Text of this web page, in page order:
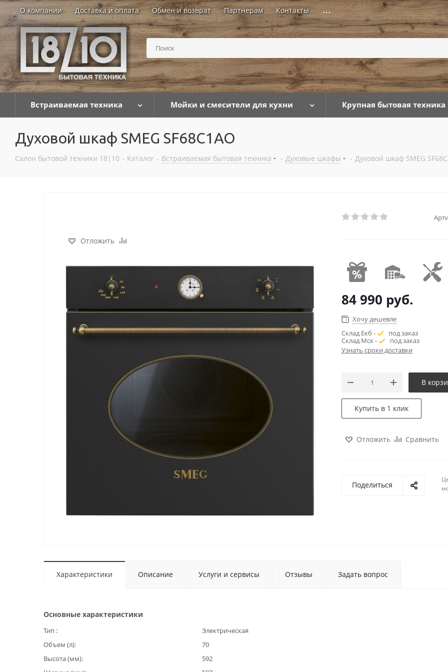
О компании Доставка и оплата Обмен и возврат Партнерам Контакты ...
Встраиваемая техника Мойки и смесители для кухни Крупная бытовая техника
Духовой шкаф SMEG SF68C1AO
Салон бытовой техники 18|10 - Каталог - Встраиваемая бытовая техника - Духовые шкафы - Духовой шкаф SMEG
Отложить
84 990 руб.
Хочу дешевле
Склад Екб -
под заказ
Склад Мск -
под заказ
Узнать сроки доставки
В
Купить в 1 клик
Отложить Сравнить
Поделиться
Характеристики Описание Услуги и сервисы Отзывы Задать вопрос
Основные характеристики
Тип
Электрическая
Объем (л)
70
Высота (мм)
592